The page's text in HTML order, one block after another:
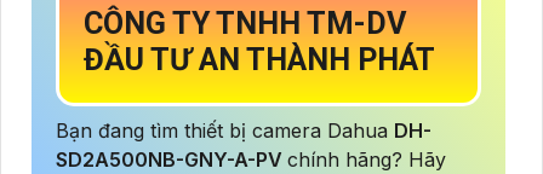
CÔNG TY TNHH TM-DV
ĐẦU TƯ AN THÀNH PHÁT
Bạn đang tìm thiết bị camera Dahua DH-
SD2A500NB-GNY-A-PV chính hãng? Hãy